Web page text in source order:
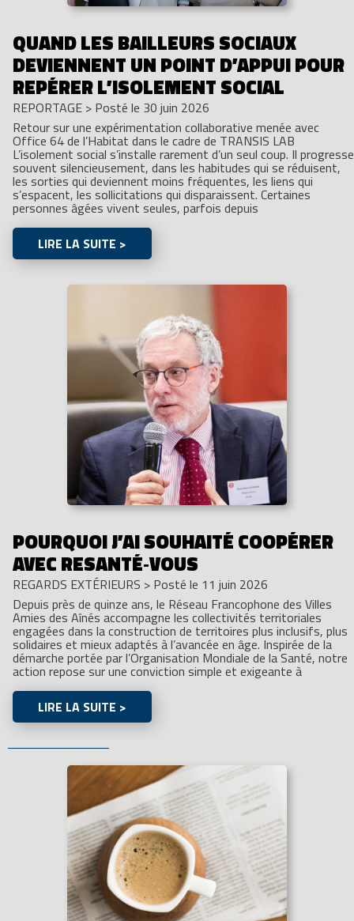
QUAND LES BAILLEURS SOCIAUX
DEVIENNENT UN POINT D’APPUI POUR
REPÉRER L’ISOLEMENT SOCIAL
REPORTAGE > Posté le 30 juin 2026
Retour sur une expérimentation collaborative menée avec
Office 64 de l’Habitat dans le cadre de TRANSIS LAB
L’isolement social s’installe rarement d’un seul coup. Il progresse
souvent silencieusement, dans les habitudes qui se réduisent,
les sorties qui deviennent moins fréquentes, les liens qui
s’espacent, les sollicitations qui disparaissent. Certaines
personnes âgées vivent seules, parfois depuis
LIRE LA SUITE >
POURQUOI J’AI SOUHAITÉ COOPÉRER
AVEC RESANTÉ‑VOUS
REGARDS EXTÉRIEURS > Posté le 11 juin 2026
Depuis près de quinze ans, le Réseau Francophone des Villes
Amies des Aînés accompagne les collectivités territoriales
engagées dans la construction de territoires plus inclusifs, plus
solidaires et mieux adaptés à l’avancée en âge. Inspirée de la
démarche portée par l’Organisation Mondiale de la Santé, notre
action repose sur une conviction simple et exigeante à
LIRE LA SUITE >